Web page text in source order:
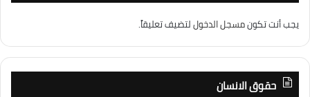
يجب أنت تكونمسجل الدخوللتضيف تعليقاً.
حقوق الانسان